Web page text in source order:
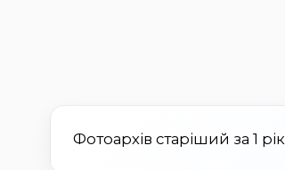
Фотоархів старіший за 1